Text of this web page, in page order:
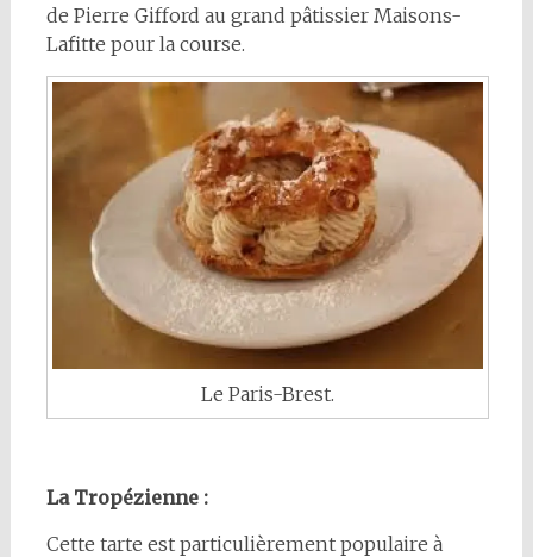
de Pierre Gifford au grand pâtissier Maisons-
Lafitte pour la course.
Le Paris-Brest.
La Tropézienne :
Cette tarte est particulièrement populaire à